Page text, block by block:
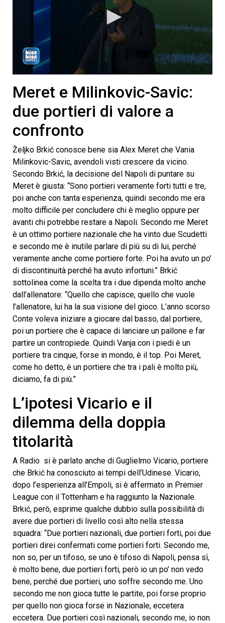
seconds
of
minutes,
48
seconds
Meret e Milinkovic-Savic:
due portieri di valore a
confronto
Željko Brkić conosce bene sia Alex Meret che Vania
Milinkovic-Savic, avendoli visti crescere da vicino.
Secondo Brkić, la decisione del Napoli di puntare su
Meret è giusta: “Sono portieri veramente forti tutti e tre,
poi anche con tanta esperienza, quindi secondo me era
molto difficile per concludere chi è meglio oppure per
avanti chi potrebbe restare a Napoli. Secondo me Meret
è un ottimo portiere nazionale che ha vinto due Scudetti
e secondo me è inutile parlare di più su di lui, perché
veramente anche come portiere forte. Poi ha avuto un po’
di discontinuità perché ha avuto infortuni.” Brkić
sottolinea come la scelta tra i due dipenda molto anche
dall’allenatore: “Quello che capisce, quello che vuole
l’allenatore, lui ha la sua visione del gioco. L’anno scorso
Conte voleva iniziare a giocare dal basso, dal portiere,
poi un portiere che è capace di lanciare un pallone e far
partire un contropiede. Quindi Vanja con i piedi è un
portiere tra cinque, forse in mondo, è il top. Poi Meret,
come ho detto, è un portiere che tra i pali è molto più,
diciamo, fa di più.”
L’ipotesi Vicario e il
dilemma della doppia
titolarità
A Radio si è parlato anche di Guglielmo Vicario, portiere
che Brkić ha conosciuto ai tempi dell’Udinese. Vicario,
dopo l’esperienza all’Empoli, si è affermato in Premier
League con il Tottenham e ha raggiunto la Nazionale.
Brkić, però, esprime qualche dubbio sulla possibilità di
avere due portieri di livello così alto nella stessa
squadra: “Due portieri nazionali, due portieri forti, poi due
portieri direi confermati come portieri forti. Secondo me,
non so, per un tifoso, se uno è tifoso di Napoli, pensa sì,
è molto bene, due portieri forti, però io un po’ non vedo
bene, perché due portieri, uno soffre secondo me. Uno
secondo me non gioca tutte le partite, poi forse proprio
per quello non gioca forse in Nazionale, eccetera
eccetera. Due portieri così nazionali, secondo me, io non